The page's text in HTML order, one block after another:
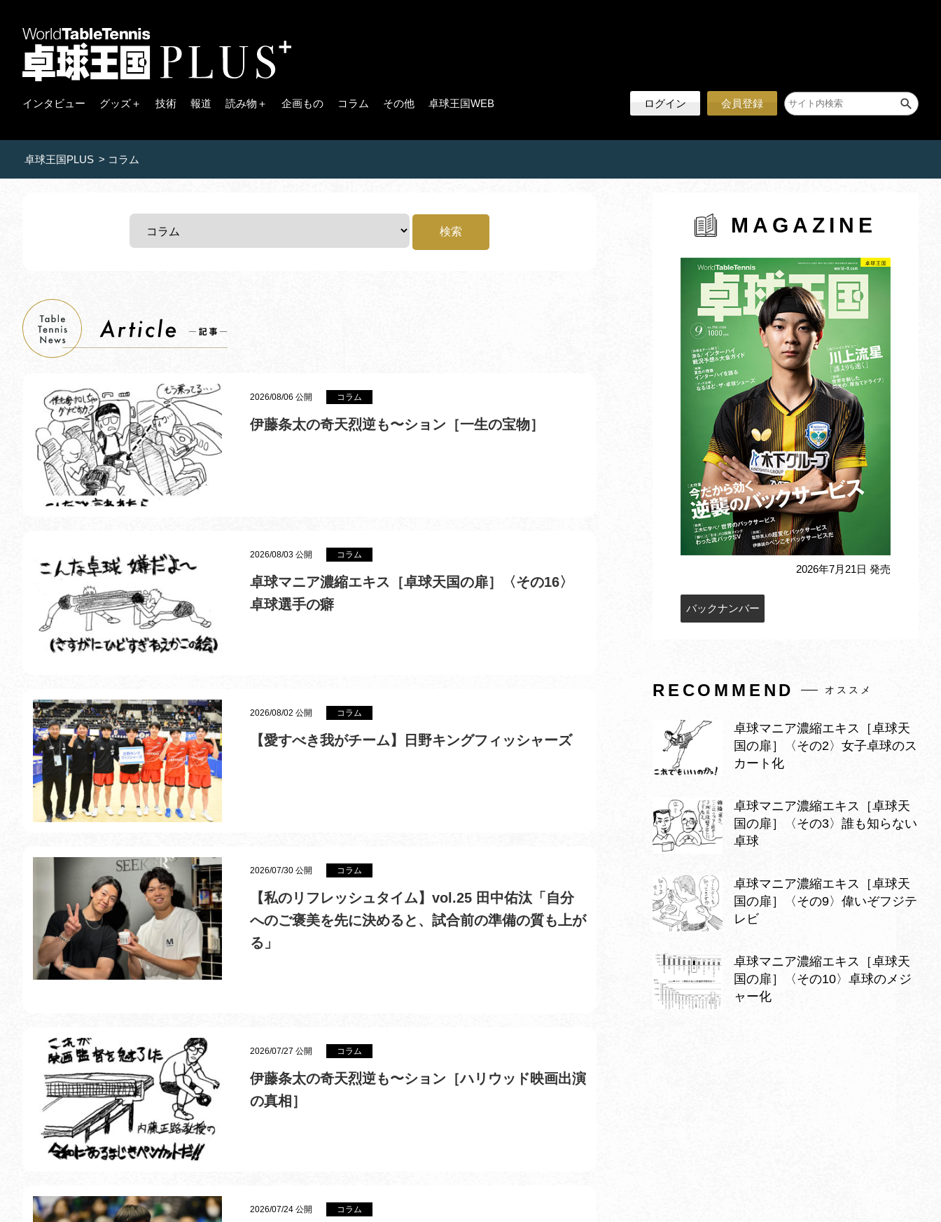
インタビュー グッズ＋ 技術 報道 読み物＋ 企画もの コラム その他 卓球王国WEB ログイン 会員登録
卓球王国PLUS > コラム
2026/08/06 公開 コラム
伊藤条太の奇天烈逆も〜ション［一生の宝物］
2026/08/03 公開 コラム
卓球マニア濃縮エキス［卓球天国の扉］〈その16〉
卓球選手の癖
2026/08/02 公開 コラム
【愛すべき我がチーム】日野キングフィッシャーズ
2026/07/30 公開 コラム
【私のリフレッシュタイム】vol.25 田中佑汰「自分
へのご褒美を先に決めると、試合前の準備の質も上が
る」
2026/07/27 公開 コラム
伊藤条太の奇天烈逆も〜ション［ハリウッド映画出演
の真相］
2026/07/24 公開 コラム
MAGAZINE
2026年7月21日 発売
バックナンバー
RECOMMEND オススメ
卓球マニア濃縮エキス［卓球天
国の扉］〈その2〉女子卓球のス
カート化
卓球マニア濃縮エキス［卓球天
国の扉］〈その3〉誰も知らない
卓球
卓球マニア濃縮エキス［卓球天
国の扉］〈その9〉偉いぞフジテ
レビ
卓球マニア濃縮エキス［卓球天
国の扉］〈その10〉卓球のメジ
ャー化